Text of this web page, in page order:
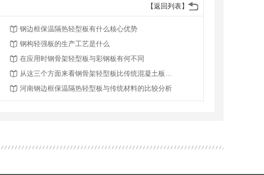
【返回列表】
钢边框保温隔热轻型板有什么核心优势
钢构轻强板的生产工艺是什么
在应用时钢骨架轻型板与彩钢板有何不同
河南钢边框保温隔热轻型板与传统材料的比较分析